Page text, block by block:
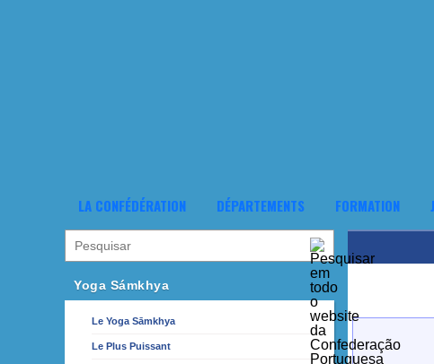
LA CONFÉDÉRATION DÉPARTEMENTS FORMATION
Yoga Sámkhya
Le Yoga Sāmkhya
Le Plus Puissant